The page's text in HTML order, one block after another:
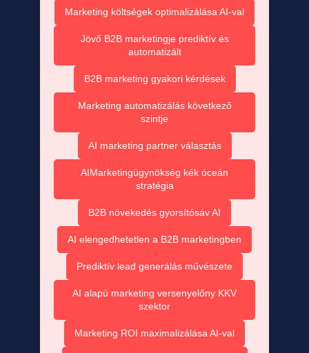
Marketing költségek optimalizálása AI-val
Jövő B2B marketingje prediktív és
automatizált
B2B marketing gyakori kérdések
Marketing automatizálás következő
szintje
AI marketing partner választás
AIMarketingügynökség kék óceán
stratégia
B2B növekedés gyorsítósáv AI
AI elengedhetetlen a B2B marketingben
Prediktív lead generálás művészete
AI alapú marketing versenyelőny KKV
szektor
Marketing ROI maximalizálása AI-val